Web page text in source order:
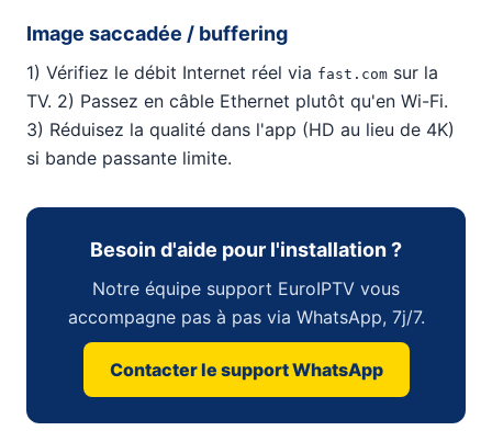
Image saccadée / buffering
1) Vérifiez le débit Internet réel via fast.com sur la
TV. 2) Passez en câble Ethernet plutôt qu'en Wi-Fi.
3) Réduisez la qualité dans l'app (HD au lieu de 4K)
si bande passante limite.
Besoin d'aide pour l'installation ?
Notre équipe support EuroIPTV vous
accompagne pas à pas via WhatsApp, 7j/7.
Contacter le support WhatsApp